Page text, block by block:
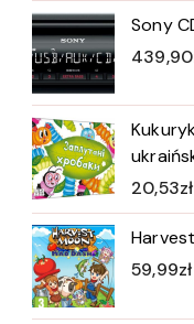
Sony
439,90
20,53zł
59,99zł